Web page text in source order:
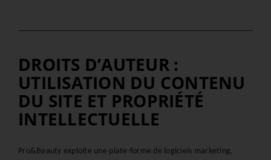
DROITS D’AUTEUR :
UTILISATION DU CONTENU
DU SITE ET PROPRIÉTÉ
INTELLECTUELLE
Pro&Beauty exploite une plate-forme de logiciels marketing,